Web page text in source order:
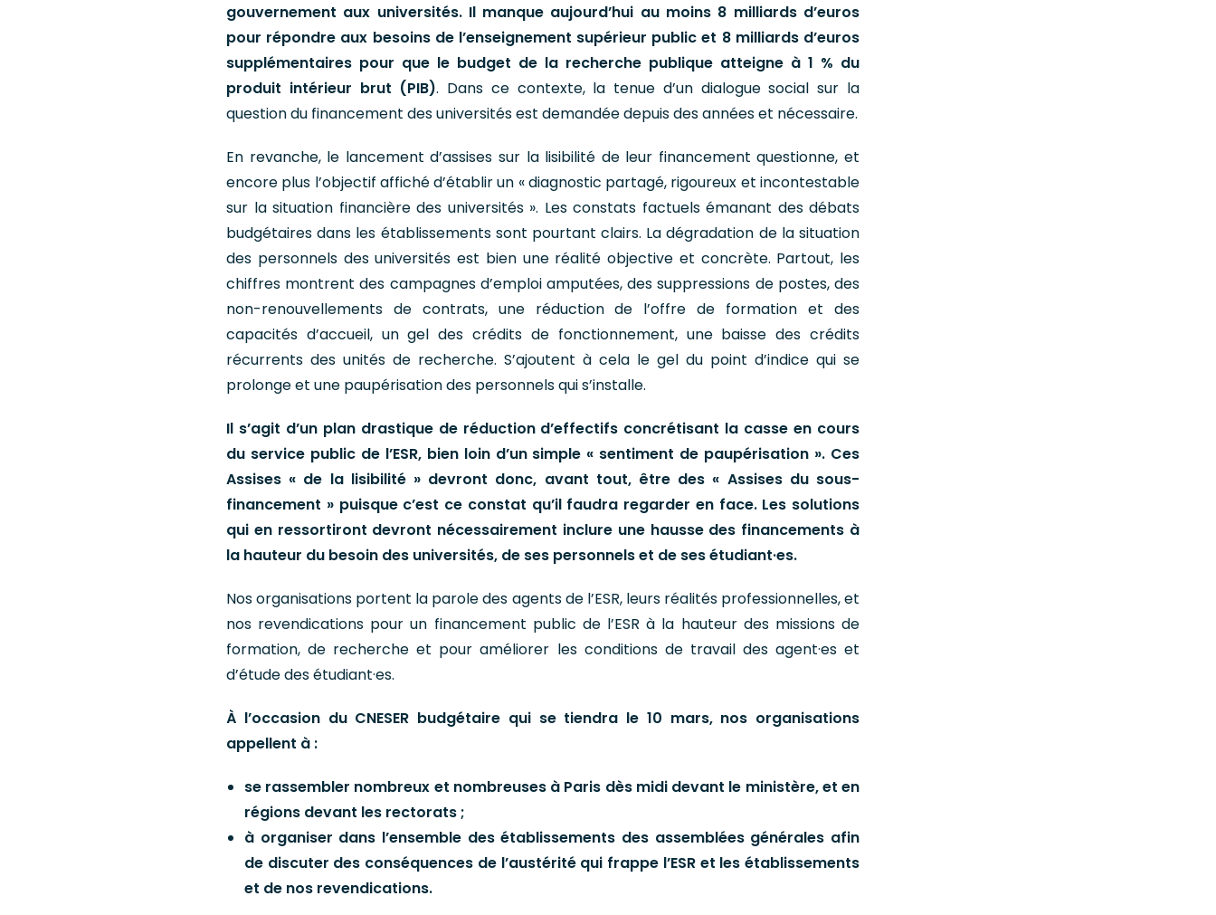
gouvernement aux universités. Il manque aujourd’hui au moins 8 milliards d’euros
pour répondre aux besoins de l’enseignement supérieur public et 8 milliards d’euros
supplémentaires pour que le budget de la recherche publique atteigne à 1 % du
produit intérieur brut (PIB). Dans ce contexte, la tenue d’un dialogue social sur la
question du financement des universités est demandée depuis des années et nécessaire.
En revanche, le lancement d’assises sur la lisibilité de leur financement questionne, et
encore plus l’objectif affiché d’établir un « diagnostic partagé, rigoureux et incontestable
sur la situation financière des universités ». Les constats factuels émanant des débats
budgétaires dans les établissements sont pourtant clairs. La dégradation de la situation
des personnels des universités est bien une réalité objective et concrète. Partout, les
chiffres montrent des campagnes d’emploi amputées, des suppressions de postes, des
non-renouvellements de contrats, une réduction de l’offre de formation et des
capacités d’accueil, un gel des crédits de fonctionnement, une baisse des crédits
récurrents des unités de recherche. S’ajoutent à cela le gel du point d’indice qui se
prolonge et une paupérisation des personnels qui s’installe.
Il s’agit d’un plan drastique de réduction d’effectifs concrétisant la casse en cours
du service public de l’ESR, bien loin d’un simple « sentiment de paupérisation ». Ces
Assises « de la lisibilité » devront donc, avant tout, être des « Assises du sous-
financement » puisque c’est ce constat qu’il faudra regarder en face. Les solutions
qui en ressortiront devront nécessairement inclure une hausse des financements à
la hauteur du besoin des universités, de ses personnels et de ses étudiant·es.
Nos organisations portent la parole des agents de l’ESR, leurs réalités professionnelles, et
nos revendications pour un financement public de l’ESR à la hauteur des missions de
formation, de recherche et pour améliorer les conditions de travail des agent·es et
d’étude des étudiant·es.
À l’occasion du CNESER budgétaire qui se tiendra le 10 mars, nos organisations
appellent à :
se rassembler nombreux et nombreuses à Paris dès midi devant le ministère, et en
régions devant les rectorats ;
à organiser dans l’ensemble des établissements des assemblées générales afin
de discuter des conséquences de l’austérité qui frappe l’ESR et les établissements
et de nos revendications.